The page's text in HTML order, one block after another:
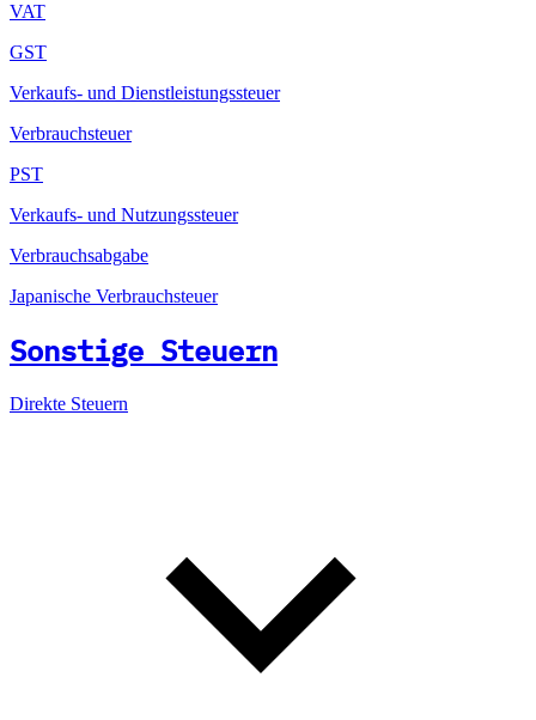
VAT
GST
Verkaufs- und Dienstleistungssteuer
Verbrauchsteuer
PST
Verkaufs- und Nutzungssteuer
Verbrauchsabgabe
Japanische Verbrauchsteuer
Sonstige Steuern
Direkte Steuern